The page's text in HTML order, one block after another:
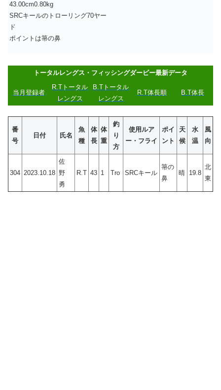
43.00cm0.80kg
SRCキールのトローリング70ヤー
ド
ポイントは箒の鼻
トータルレングス・フィッシングダービー最新データ
当月登録者
R.Tトータル
レングス
B.Tトータル
レングス
R.T体長順 B.T体長
番
号
日付 氏名
魚
種
体
長
体
重
釣
り
方
使用ルア
ー・フライ
ポイ
ント
天
候
水
温
風
向
304 2023.10.18
佐
野
勇
R.T 43 1 Tro SRCキール
箒の
鼻
晴 19.8
北
東